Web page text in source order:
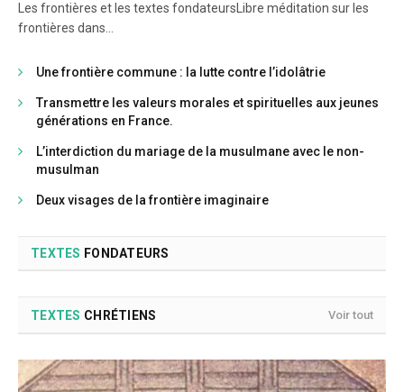
Les frontières et les textes fondateursLibre méditation sur les
frontières dans…
Une frontière commune : la lutte contre l’idolâtrie
Transmettre les valeurs morales et spirituelles aux jeunes
générations en France.
L’interdiction du mariage de la musulmane avec le non-
musulman
Deux visages de la frontière imaginaire
TEXTES FONDATEURS
TEXTES CHRÉTIENS Voir tout